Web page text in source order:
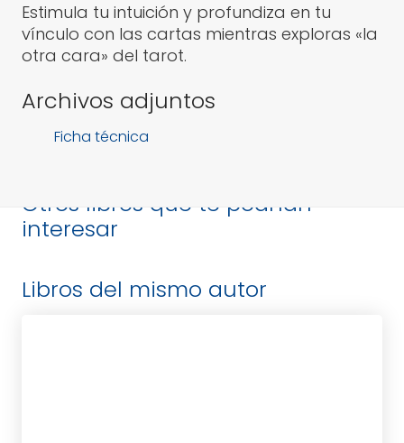
Estimula tu intuición y profundiza en tu
vínculo con las cartas mientras exploras «la
otra cara» del tarot.
Archivos adjuntos
Ficha técnica
Otros libros que te podrían
interesar
Libros del mismo autor